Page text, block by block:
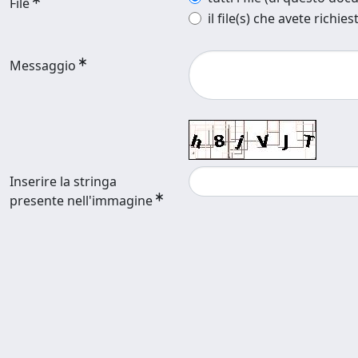
il file(s) che avete
Messaggio
Inserire la stringa
presente nell'immagine